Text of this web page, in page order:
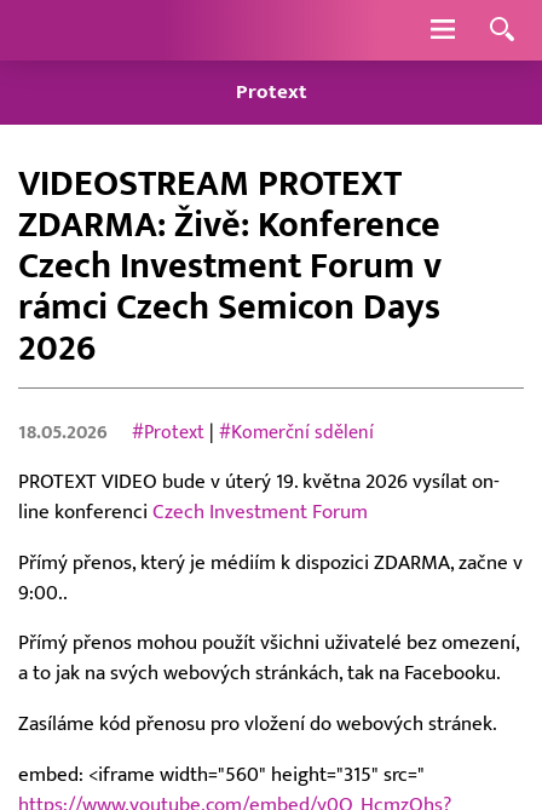
Navigace
Protext
VIDEOSTREAM PROTEXT
ZDARMA: Živě: Konference
Czech Investment Forum v
rámci Czech Semicon Days
2026
18.05.2026 #Protext |#Komerční sdělení
PROTEXT VIDEO bude v úterý 19. května 2026 vysílat on-
line konferenci Czech Investment Forum
Přímý přenos, který je médiím k dispozici ZDARMA, začne v
9:00..
Přímý přenos mohou použít všichni uživatelé bez omezení,
a to jak na svých webových stránkách, tak na Facebooku.
Zasíláme kód přenosu pro vložení do webových stránek.
embed: <iframe width="560" height="315" src="
https://www.youtube.com/embed/y0Q_HcmzOhs?